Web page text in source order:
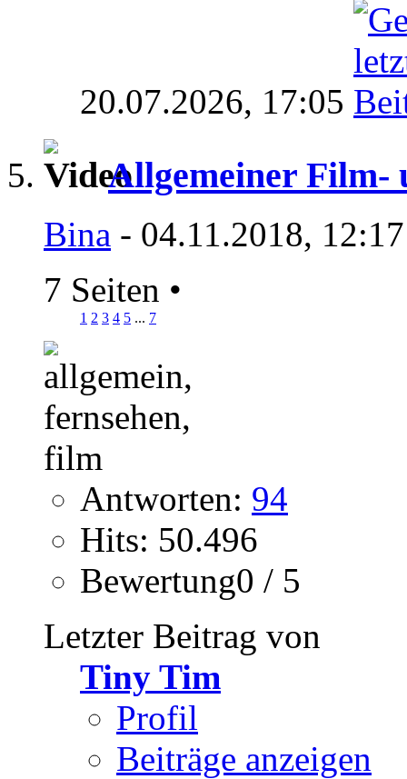
20.07.2026, 17:05
Allgemeiner Film-
Bina - 04.11.2018,
7 Seiten •
1 2 3 4 5 ... 7
Antworten: 94
Hits: 50.496
Bewertung0 / 5
Letzter Beitrag von
Tiny Tim
Profil
Beiträge anzeigen